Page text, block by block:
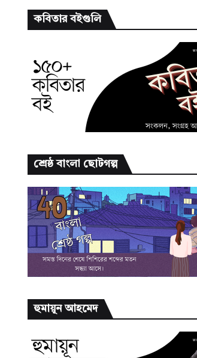
কবিতার বইগুলি
শ্রেষ্ঠ বাংলা ছোটগল্প
হুমায়ূন আহমেদ